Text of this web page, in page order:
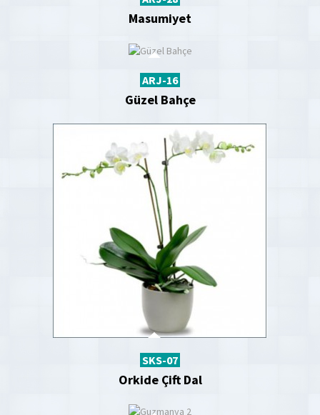
Masumiyet
ARJ-16
Güzel Bahçe
SKS-07
Orkide Çift Dal